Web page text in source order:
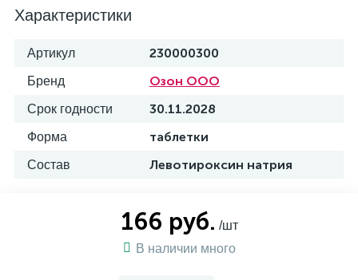
Характеристики
Артикул 230000300
Бренд Озон ООО
Срок годности 30.11.2028
Форма таблетки
Состав Левотироксин натрия
166 руб. /шт
В наличии много